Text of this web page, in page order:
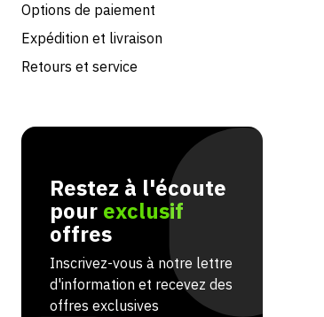
Options de paiement
Expédition et livraison
Retours et service
Restez à l'écoute
pour exclusif
offres
Inscrivez-vous à notre lettre
d'information et recevez des
offres exclusives